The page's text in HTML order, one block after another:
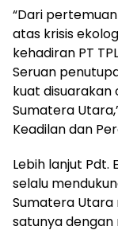
“Dari
atas krisis
kehadiran PT
Seruan
kuat
Sumatera
Keadilan dan
Lebih lanjut Pdt.
selalu
Sumatera Utara
satunya dengan